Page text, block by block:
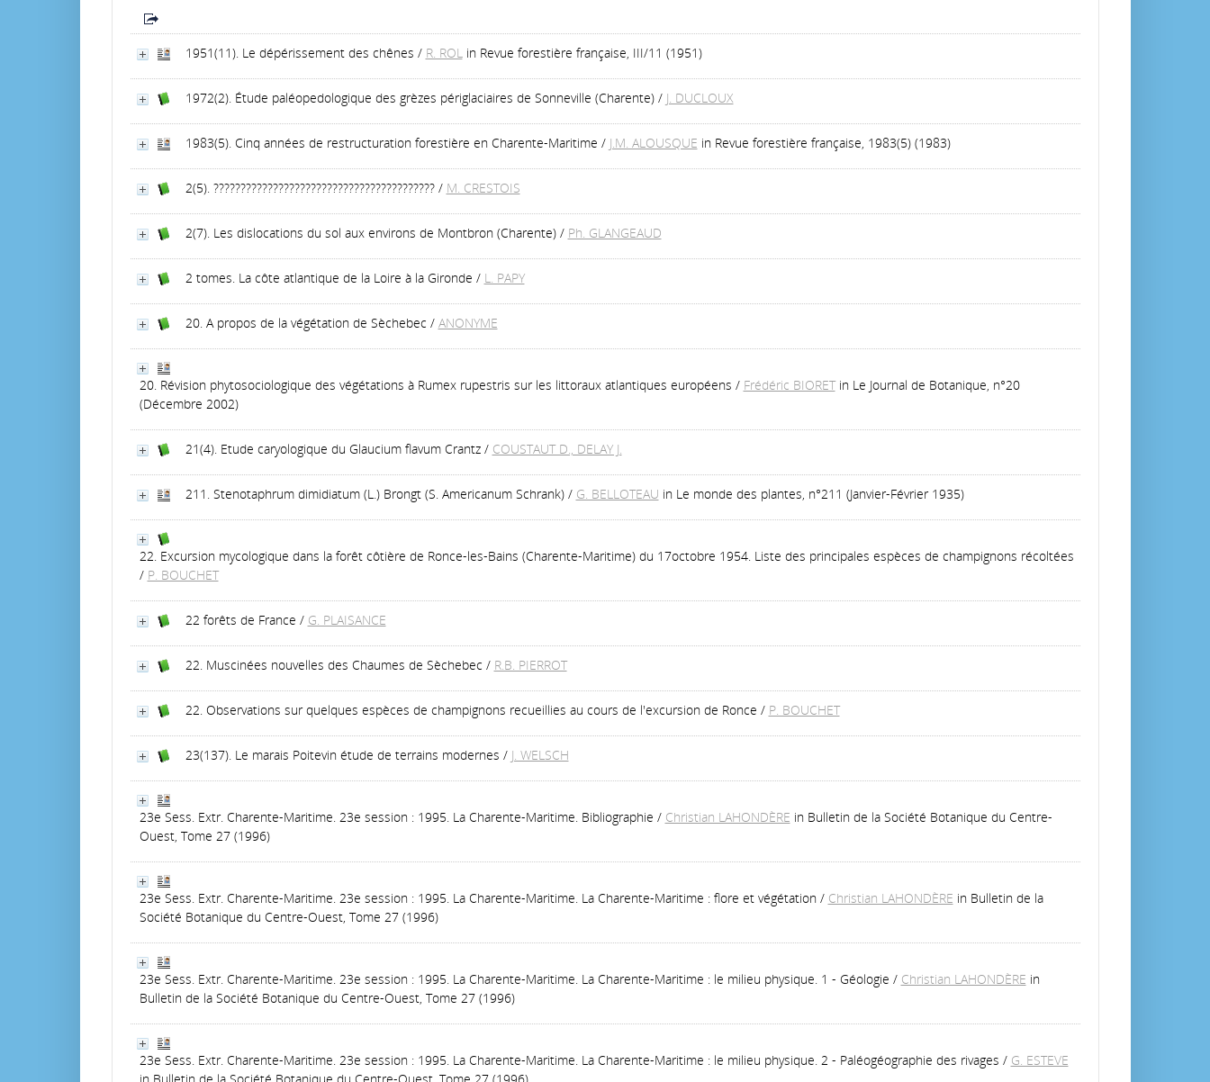
1951(11). Le dépérissement des chênes / R. ROL in Revue forestière française, III/11 (1951)
1972(2). Étude paléopedologique des grèzes périglaciaires de Sonneville (Charente)/ J. DUCLOUX
1983(5). Cinq années de restructuration forestière en Charente-Maritime / J.M. ALOUSQUE in Revue forestière française, 1983(5) (1983)
2(5). ?????????????????????????????????????????/ M. CRESTOIS
2(7). Les dislocations du sol aux environs de Montbron (Charente)/ Ph. GLANGEAUD
2 tomes. La côte atlantique de la Loire à la Gironde / L. PAPY
20. A propos de la végétation de Sèchebec / ANONYME
20. Révision phytosociologique des végétations à Rumex rupestris sur les littoraux atlantiques européens / Frédéric BIORET in Le Journal de Botanique, n°20
(Décembre 2002)
21(4). Etude caryologique du Glaucium flavum Crantz/ COUSTAUT D., DELAY J.
211. Stenotaphrum dimidiatum (L.) Brongt (S. Americanum Schrank)/ G. BELLOTEAU in Le monde des plantes, n°211 (Janvier-Février 1935)
22. Excursion mycologique dans la forêt côtière de Ronce-les-Bains (Charente-Maritime) du 17octobre 1954. Liste des principales espèces de champignons récoltées
/ P. BOUCHET
22 forêts de France / G. PLAISANCE
22. Muscinées nouvelles des Chaumes de Sèchebec / R.B. PIERROT
22. Observations sur quelques espèces de champignons recueillies au cours de l'excursion de Ronce / P. BOUCHET
23(137). Le marais Poitevin étude de terrains modernes / J. WELSCH
23e Sess. Extr. Charente-Maritime. 23e session : 1995. La Charente-Maritime. Bibliographie / Christian LAHONDÈRE in Bulletin de la Société Botanique du Centre-
Ouest, Tome 27 (1996)
23e Sess. Extr. Charente-Maritime. 23e session : 1995. La Charente-Maritime. La Charente-Maritime : flore et végétation/ Christian LAHONDÈRE in Bulletin de la
Société Botanique du Centre-Ouest, Tome 27 (1996)
23e Sess. Extr. Charente-Maritime. 23e session : 1995. La Charente-Maritime. La Charente-Maritime : le milieu physique. 1 - Géologie / Christian LAHONDÈRE in
Bulletin de la Société Botanique du Centre-Ouest, Tome 27 (1996)
23e Sess. Extr. Charente-Maritime. 23e session : 1995. La Charente-Maritime. La Charente-Maritime : le milieu physique. 2 - Paléogéographie des rivages / G. ESTEVE